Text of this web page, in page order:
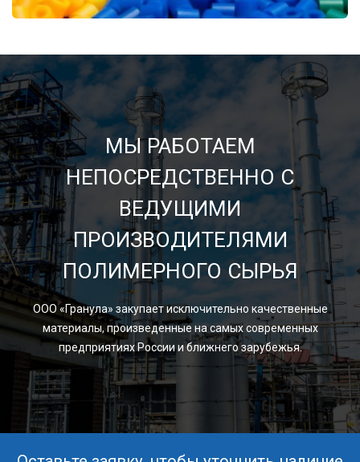
МЫ РАБОТАЕМ
НЕПОСРЕДСТВЕННО С
ВЕДУЩИМИ
ПРОИЗВОДИТЕЛЯМИ
ПОЛИМЕРНОГО СЫРЬЯ
ООО «Гранула» закупает исключительно качественные
материалы, произведенные на самых современных
предприятиях России и ближнего зарубежья.